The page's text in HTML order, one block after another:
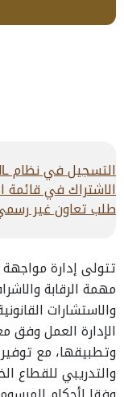
التسجيل في نظام goAML
الاشتراك في قائمة
طلب تعاون غير
تتولى إدارة
مهمة الرقابة
والاستشارات
الإدارة العمل وفق
وتطبيقها، مع
والتدريبي للقطاع